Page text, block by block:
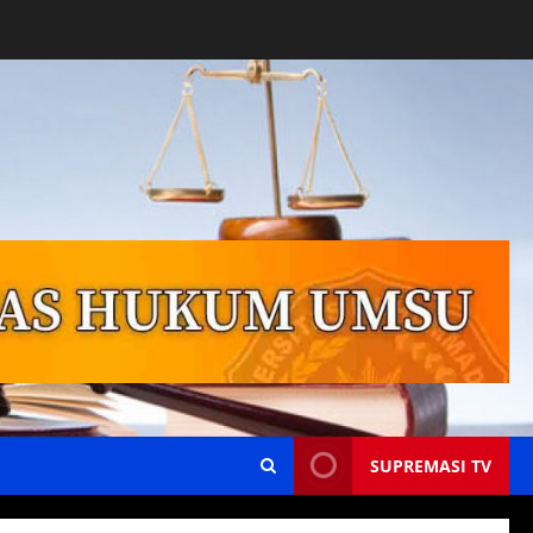
SUPREMASI TV